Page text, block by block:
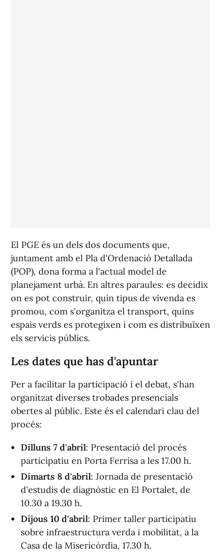
El PGE és un dels dos documents que,
juntament amb el Pla d'Ordenació Detallada
(POP), dona forma a l'actual model de
planejament urbà. En altres paraules: es decidix
on es pot construir, quin tipus de vivenda es
promou, com s'organitza el transport, quins
espais verds es protegixen i com es distribuïxen
els servicis públics.
Les dates que has d'apuntar
Per a facilitar la participació i el debat, s'han
organitzat diverses trobades presencials
obertes al públic. Este és el calendari clau del
procés:
Dilluns 7 d'abril: Presentació del procés
participatiu en Porta Ferrisa a les 17.00 h.
Dimarts 8 d'abril: Jornada de presentació
d'estudis de diagnòstic en El Portalet, de
10.30 a 19.30 h.
Dijous 10 d'abril: Primer taller participatiu
sobre infraestructura verda i mobilitat, a la
Casa de la Misericòrdia, 17.30 h.